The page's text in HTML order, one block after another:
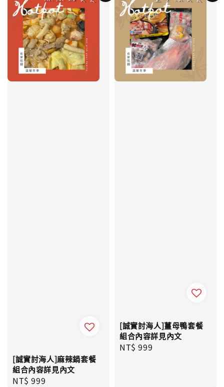
[誠實討海人]麻辣鍋套餐
組合內容詳見內文
Regular
NT$ 999
[誠實討海人]薑母鴨套餐
組合內容詳見內文
Regular
NT$ 999